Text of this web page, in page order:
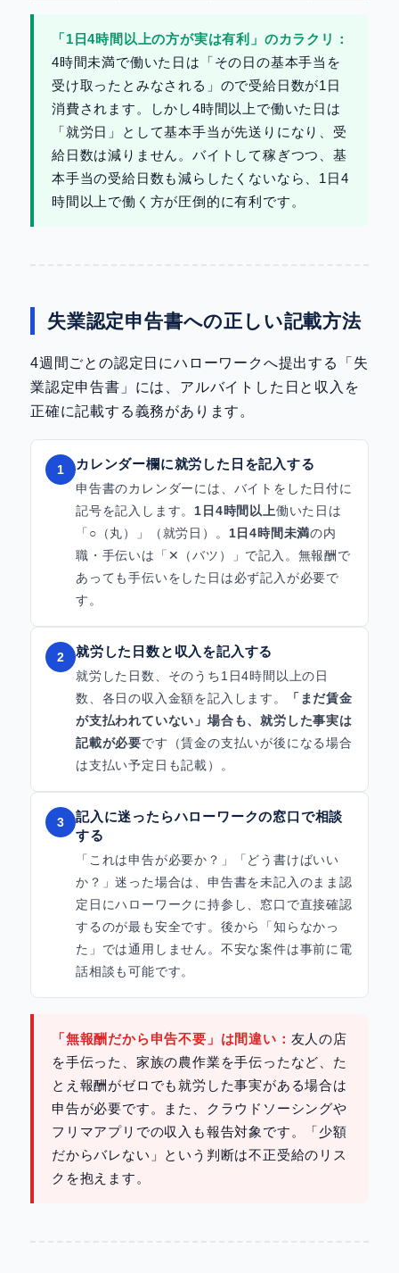
「1日4時間以上の方が実は有利」のカラクリ：
4時間未満で働いた日は「その日の基本手当を
受け取ったとみなされる」ので受給日数が1日
消費されます。しかし4時間以上で働いた日は
「就労日」として基本手当が先送りになり、受
給日数は減りません。バイトして稼ぎつつ、基
本手当の受給日数も減らしたくないなら、1日4
時間以上で働く方が圧倒的に有利です。
失業認定申告書への正しい記載方法
4週間ごとの認定日にハローワークへ提出する「失
業認定申告書」には、アルバイトした日と収入を
正確に記載する義務があります。
1 カレンダー欄に就労した日を記入する
申告書のカレンダーには、バイトをした日付に
記号を記入します。1日4時間以上働いた日は
「○（丸）」（就労日）。 1日4時間未満の内
職・手伝いは「✕（バツ）」で記入。無報酬で
あっても手伝いをした日は必ず記入が必要で
す。
2 就労した日数と収入を記入する
就労した日数、そのうち1日4時間以上の日
数、各日の収入金額を記入します。
「まだ賃金
が支払われていない」場合も、就労した事実は
記載が必要です（賃金の支払いが後になる場合
は支払い予定日も記載）。
3
記入に迷ったらハローワークの窓口で相談
する
「これは申告が必要か？」「どう書けばいい
か？」迷った場合は、申告書を未記入のまま認
定日にハローワークに持参し、窓口で直接確認
するのが最も安全です。後から「知らなかっ
た」では通用しません。不安な案件は事前に電
話相談も可能です。
「無報酬だから申告不要」は間違い： 友人の店
を手伝った、家族の農作業を手伝ったなど、た
とえ報酬がゼロでも就労した事実がある場合は
申告が必要です。また、クラウドソーシングや
フリマアプリでの収入も報告対象です。「少額
だからバレない」という判断は不正受給のリス
クを抱えます。